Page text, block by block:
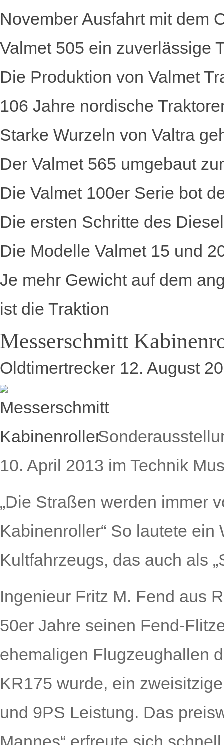
November Ausfahrt mit dem
Valmet 505 ein zuverlässige
Die Produktion von Valmet
106 Jahre nordische
Starke Wurzeln von Valtra
Der Valmet 565 umgebaut
Die Valmet 100er Serie bot
Die ersten Schritte des
Die Modelle Valmet 15 und
Je mehr Gewicht auf dem
ist die Traktion
Messerschmitt
Oldtimertrecker 12. August
10. April 2013 im Technik
„Die Straßen werden immer
Kabinenroller“ So lautete ein
Kultfahrzeugs, das auch als
Ingenieur Fritz M. Fend aus
50er Jahre seinen Fend-
ehemaligen Flugzeughallen
KR175 wurde, ein
und 9PS Leistung. Das